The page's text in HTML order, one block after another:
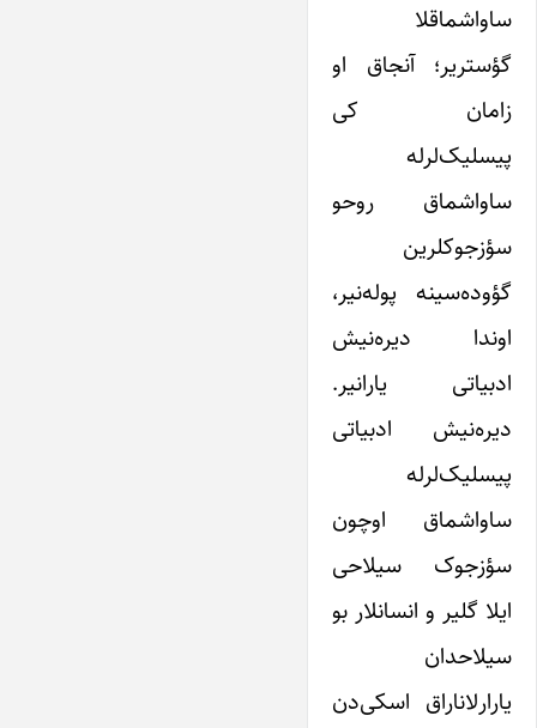
ساواشماقلا
گؤستریر؛ آنجاق او
زامان کی
پیسلیک‌لرله
ساواشماق روحو
سؤزجوکلرین
گؤوده‌سینه پوله‌نیر،
اوندا دیره‌نیش
ادبیاتی یارانیر.
دیره‌نیش ادبیاتی
پیسلیک‌لرله
ساواشماق اوچون
سؤزجوک سیلاحی
ایلا گلیر و انسانلار بو
سیلاحدان
یارارلاناراق اسکی‌دن